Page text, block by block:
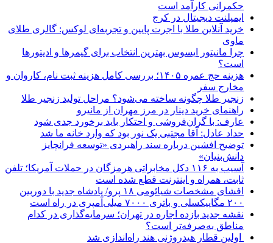
حکمرانی کارآمد است
ایمپلنت دیجیتال در کرج
خرید آنلاین طلا با اجرت پایین و تجربه‌ای لوکس: گالری طلای
ماوی
چرا مانیتور ایسوس بهترین انتخاب برای گیمرها و ادیتورها
است؟
هزینه حج عمره ۱۴۰۵؛ بررسی کامل هزینه ثبت نام، کاروان و
مخارج سفر
زنجیر طلا چگونه ساخته می‌شود؟ مراحل تولید زنجیر طلا
راهنمای خرید دینار در مرز مهران از مانیرو
عارف: با گران‌فروشی و احتکار باید برخورد جدی شود
حداد عادل: آقا مجتبی یک نور بود که وارد خانه ما شد
توضیح افشین درباره سند راهبردی «توسعه فرانچایز
دانش‌بنیان»
آسیب به ۱۱۶ دکل مخابراتی هرمزگان در حملات آمریکا؛ تلفن
ثابت، همراه و اینترنت ‌قطع شده است
افشای مشخصات شیائومی ۱۸ پرو/ پادشاه جدید با دوربین
۲۰۰ مگاپیکسلی و باتری ۷۰۰۰ میلی‌آمپری در راه است
نقشه جدید بازده اجاره در تهران؛ سرمایه‌گذاری در کدام
مناطق به‌صرفه‌تر است؟
اولین قطار هیدروژنی هند راه‌اندازی شد